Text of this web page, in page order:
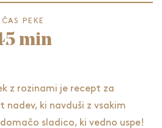
ČAS PEKE
min
z rozinami je recept za
ki navduši z vsakim
sladico, ki vedno uspe!